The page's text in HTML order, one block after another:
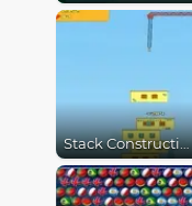
Stack Construction